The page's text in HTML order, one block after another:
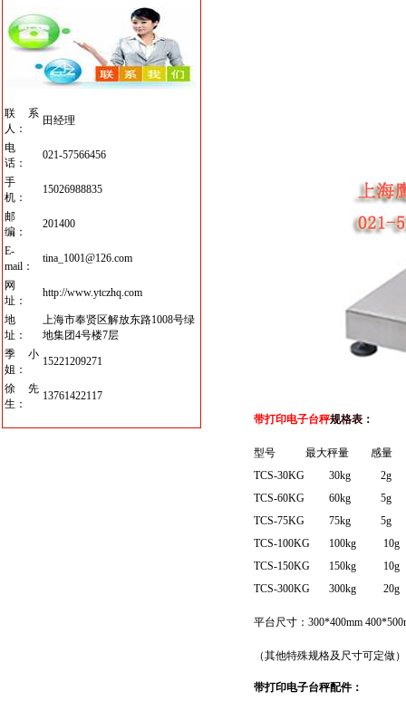
联系
人：
田经理
电
话：
021-57566456
手
机：
15026988835
邮
编：
201400
E-
mail：
tina_1001@126.com
网
址：
http://www.ytczhq.com
地
址：
上海市奉贤区解放东路1008号绿
地集团4号楼7层
季小
姐：
15221209271
徐先
生：
13761422117
带打印电子台秤规格表：
型号 最大秤量
感量
TCS-30KG 30kg 2g
TCS-60KG 60kg 5g
TCS-75KG 75kg 5g
TCS-100KG 100kg 10g
TCS-150KG 150kg 10g
TCS-300KG 300kg 20g
平台尺寸： 300*400mm
（其他特殊规格及尺寸可定做）
带打印电子台秤配件：